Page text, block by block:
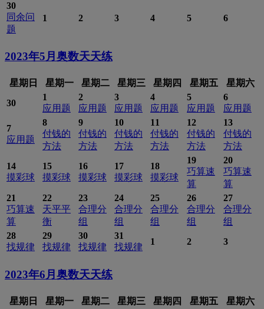
30
同余问
题
1 2 3 4 5 6
2023年5月 奥数天天练
星期日 星期一 星期二 星期三 星期四 星期五
星期六
30
1
应用题
2
应用题
3
应用题
4
应用题
5
应用题
6
应用题
7
应用题
8
付钱的
方法
9
付钱的
方法
10
付钱的
方法
11
付钱的
方法
12
付钱的
方法
13
付钱的
方法
14
摸彩球
15
摸彩球
16
摸彩球
17
摸彩球
18
摸彩球
19
巧算速
算
20
巧算速
算
21
巧算速
算
22
天平平
衡
23
合理分
组
24
合理分
组
25
合理分
组
26
合理分
组
27
合理分
组
28
找规律
29
找规律
30
找规律
31
找规律
1 2 3
2023年6月 奥数天天练
星期日 星期一 星期二 星期三 星期四 星期五 星期六